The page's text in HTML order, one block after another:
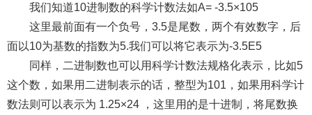
我们知道10进制数的科学计数法如A= -3.5×105
这里最前面有一个负号，3.5是尾数，两个有效数字，后
面以10为基数的指数为5.我们可以将它表示为-3.5E5
同样，二进制数也可以用科学计数法规格化表示，比如5
这个数，如果用二进制表示的话，整型为101，如果用科学计
数法则可以表示为 1.25×24 ，这里用的是十进制，将尾数换